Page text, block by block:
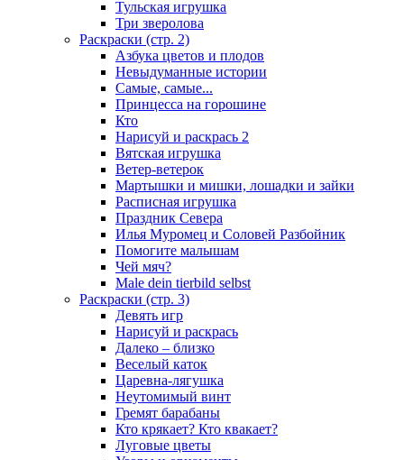
Тульская игрушка
Три зверолова
Раскраски (стр. 2)
Азбука цветов и плодов
Невыдуманные истории
Самые, самые...
Принцесса на горошине
Кто
Нарисуй и раскрась 2
Вятская игрушка
Ветер-ветерок
Мартышки и мишки, лошадки и зайки
Расписная игрушка
Праздник Севера
Илья Муромец и Соловей Разбойник
Помогите малышам
Чей мяч?
Male dein tierbild selbst
Раскраски (стр. 3)
Девять игр
Нарисуй и раскрась
Далеко – близко
Веселый каток
Царевна-лягушка
Неутомимый винт
Гремят барабаны
Кто крякает? Кто квакает?
Луговые цветы